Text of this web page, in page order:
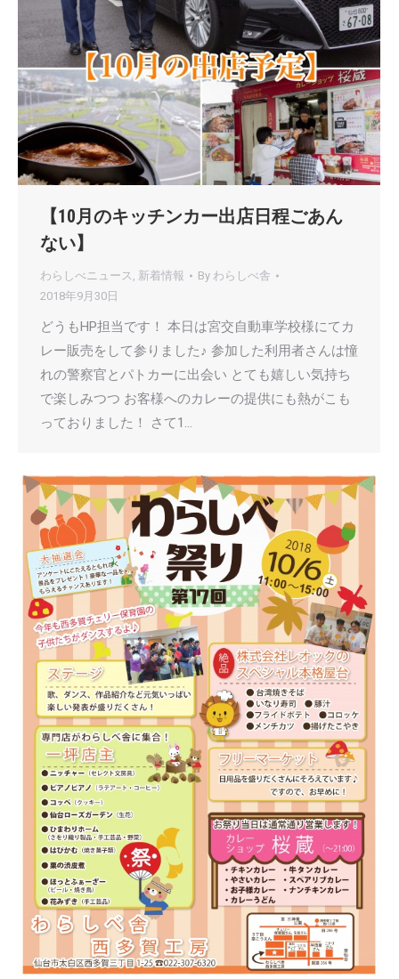
【10月のキッチンカー出店日程ごあん
ない】
わらしべニュース , 新着情報 By わらしべ舎
2018年9月30日
どうもHP担当です！ 本日は宮交自動車学校様にてカ
レー販売をして参りました♪ 参加した利用者さんは憧
れの警察官とパトカーに出会い とても嬉しい気持ち
で楽しみつつ お客様へのカレーの提供にも熱がこも
っておりました！ さて1…